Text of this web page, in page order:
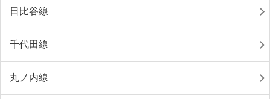
日比谷線
千代田線
丸ノ内線